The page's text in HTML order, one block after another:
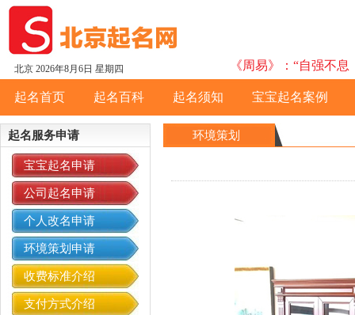
北京 2026年8月6日 星期四 《周易》：“自强不
起名首页 起名百科 起名须知 宝宝起名案例
起名服务申请
宝宝起名申请
公司起名申请
个人改名申请
环境策划申请
收费标准介绍
支付方式介绍
环境策划